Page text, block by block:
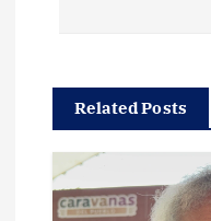
a
c
Related Posts